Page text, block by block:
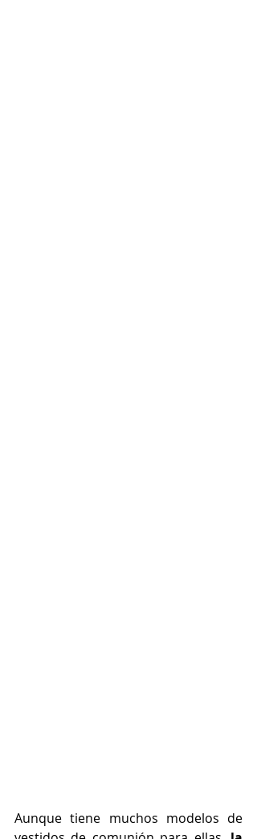
Aunque tiene muchos modelos de